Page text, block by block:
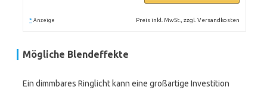
* Anzeige Preis inkl. MwSt., zzgl. Versandkosten
Mögliche Blendeffekte
Ein dimmbares Ringlicht kann eine großartige Investition